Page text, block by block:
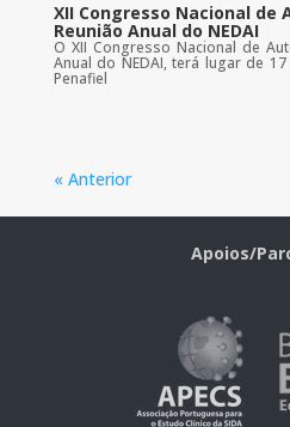
XII Congresso Nacional de
Reunião Anual do NEDAI
O XII Congresso Nacional de
Anual do NEDAI, terá lugar de
Penafiel
« Anterior
Apoios/